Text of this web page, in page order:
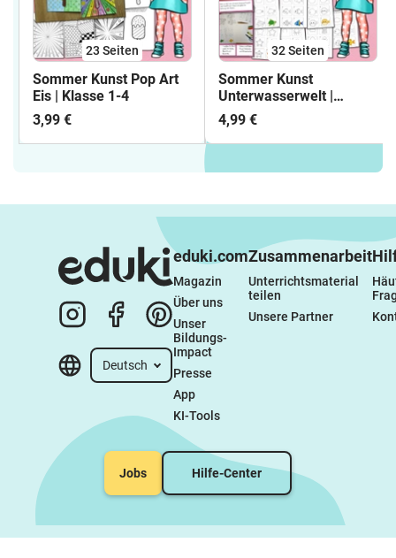
23 Seiten
Sommer Kunst Pop Art
Eis | Klasse 1-4
3,99 €
32Seiten
Sommer Kunst
Unterwasserwelt |
Kunstprojekt Klasse 1-4
4,99 €
Deutsch
eduki.com
Magazin
Über uns
Unser
Bildungs-
Impact
Presse
App
KI-Tools
Zusammenarbeit
Unterrichtsmaterial
teilen
Unsere Partner
Jobs Hilfe-Center